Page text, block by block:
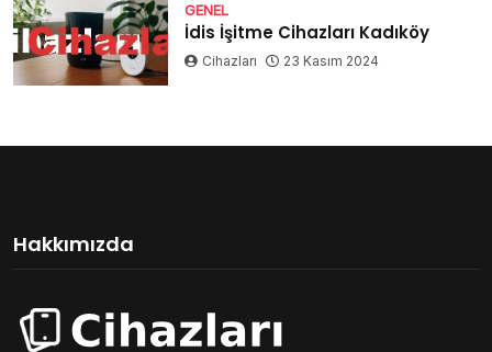
GENEL
İdis İşitme Cihazları Kadıköy
Cihazları 23 Kasım 2024
Hakkımızda